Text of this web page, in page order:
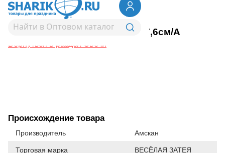
1502-0143Свеча -цифра "4" 7,6см/A
Вернуться в раздел Свечи
Происхождение товара
Производитель Амскан
Торговая марка ВЕСЁЛАЯ ЗАТЕЯ